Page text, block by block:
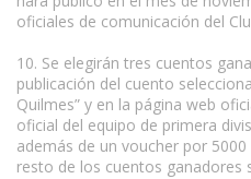
oficiales de comunicación del
10. Se elegirán tres cuentos
publicación del cuento
Quilmes” y en la página web
oficial del equipo de primera
además de un voucher por
resto de los cuentos ganadores